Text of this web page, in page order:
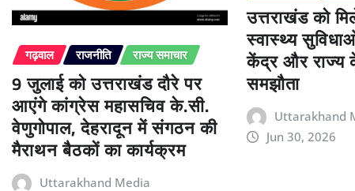
गढ़वाल राजनीति राज्य समाचार
9 जुलाई को उत्तराखंड दौरे पर
आएंगे कांग्रेस महासचिव के.सी.
वेणुगोपाल, देहरादून में संगठन की
मैराथन बैठकों का कार्यक्रम
Uttarakhand Media
उत्तराखंड को
स्वास्थ्य
केंद्र और
समझौता
Uttarakhand
Jun 30, 2026